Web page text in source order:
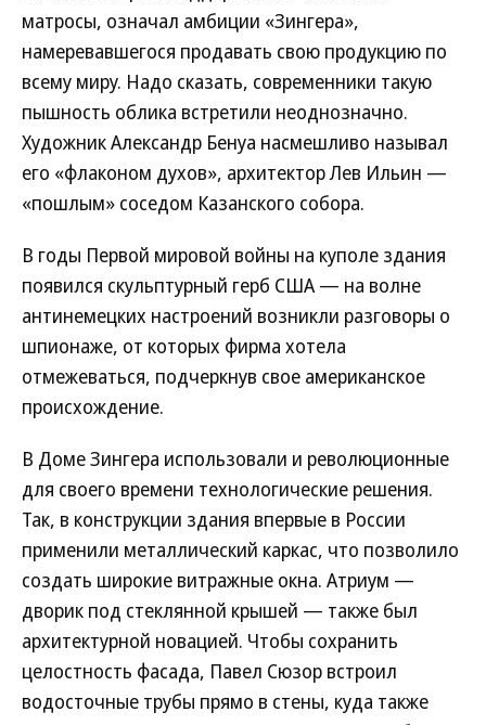
матросы, означал амбиции «Зингера»,
намеревавшегося продавать свою продукцию по
всему миру. Надо сказать, современники такую
пышность облика встретили неоднозначно.
Художник Александр Бенуа насмешливо называл
его «флаконом духов», архитектор Лев Ильин —
«пошлым» соседом Казанского собора.
В годы Первой мировой войны на куполе здания
появился скульптурный герб США — на волне
антинемецких настроений возникли разговоры о
шпионаже, от которых фирма хотела
отмежеваться, подчеркнув свое американское
происхождение.
В Доме Зингера использовали и революционные
для своего времени технологические решения.
Так, в конструкции здания впервые в России
применили металлический каркас, что позволило
создать широкие витражные окна. Атриум —
дворик под стеклянной крышей — также был
архитектурной новацией. Чтобы сохранить
целостность фасада, Павел Сюзор встроил
водосточные трубы прямо в стены, куда также